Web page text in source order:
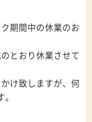
期間中の休業のお
とおり休業させて
け致しますが、何